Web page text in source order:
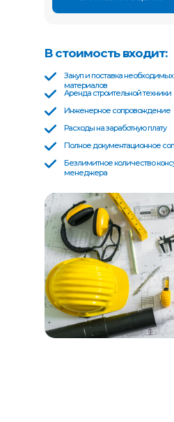
В стоимость входит:
Закуп и поставка
материалов
Аренда строительной техники
Инженерное сопровождение
Безлимитное количество
менеджера
Полное документационное
Расходы на заработную плату